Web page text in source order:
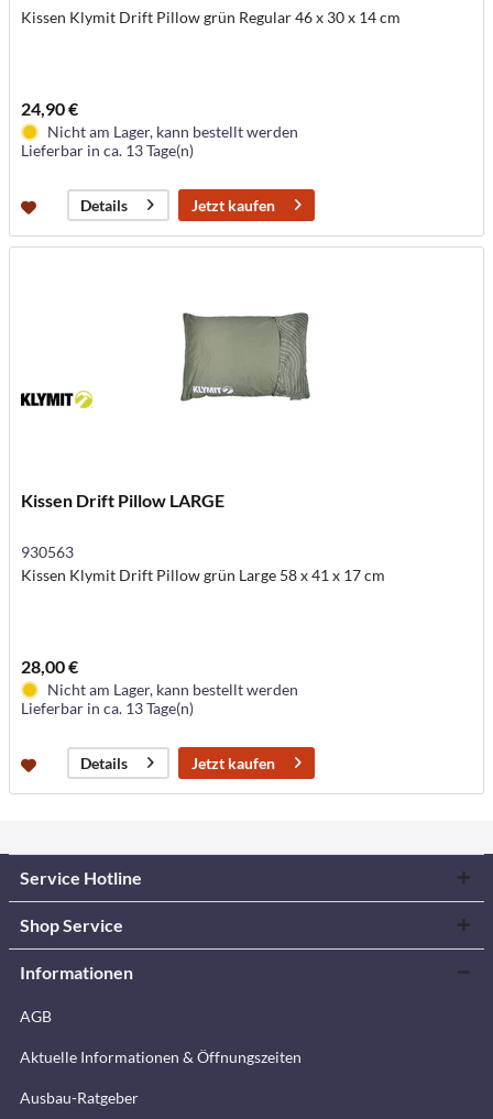
Kissen Klymit Drift Pillow grün Regular 46 x 30 x 14 cm
24,90 €
Nicht am Lager, kann bestellt werden
Lieferbar in ca. 13 Tage(n)
Details Jetzt kaufen
Kissen Drift Pillow LARGE
930563
Kissen Klymit Drift Pillow grün Large 58 x 41 x 17 cm
28,00 €
Nicht am Lager, kann bestellt werden
Lieferbar in ca. 13 Tage(n)
Details Jetzt kaufen
Service Hotline
Shop Service
Informationen
AGB
Aktuelle Informationen & Öffnungszeiten
Ausbau-Ratgeber